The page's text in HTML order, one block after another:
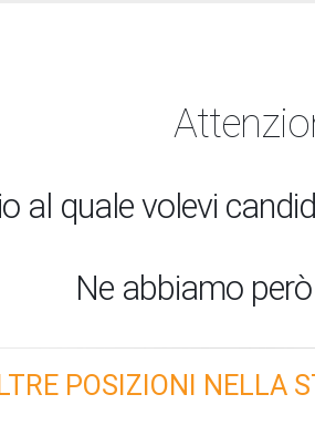
al quale volevi
Ne abbiamo
POSIZIONI NELLA